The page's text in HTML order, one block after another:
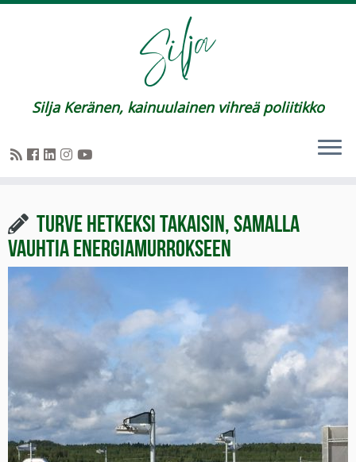
Silja Keränen, kainuulainen vihreä poliitikko
Turve hetkeksi takaisin, samalla
vauhtia energiamurrokseen